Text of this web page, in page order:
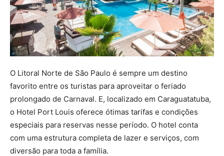
O Litoral Norte de São Paulo é sempre um destino
favorito entre os turistas para aproveitar o feriado
prolongado de Carnaval. E, localizado em Caraguatatuba,
o Hotel Port Louis oferece ótimas tarifas e condições
especiais para reservas nesse período. O hotel conta
com uma estrutura completa de lazer e serviços, com
diversão para toda a família.